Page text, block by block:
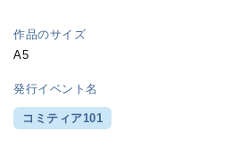
作品のサイズ
A5
発行イベント名
コミティア101